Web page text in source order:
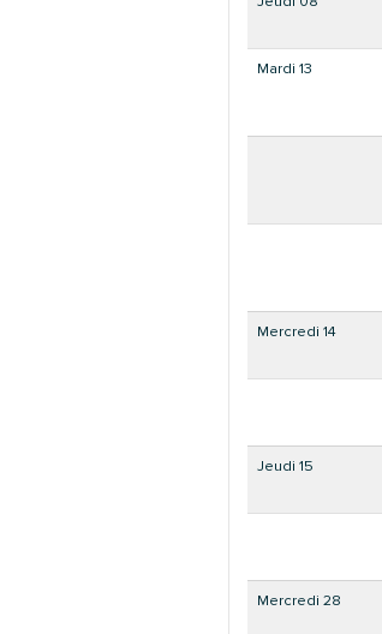
Mardi 13
Mercredi 14
Jeudi 15
Mercredi 28